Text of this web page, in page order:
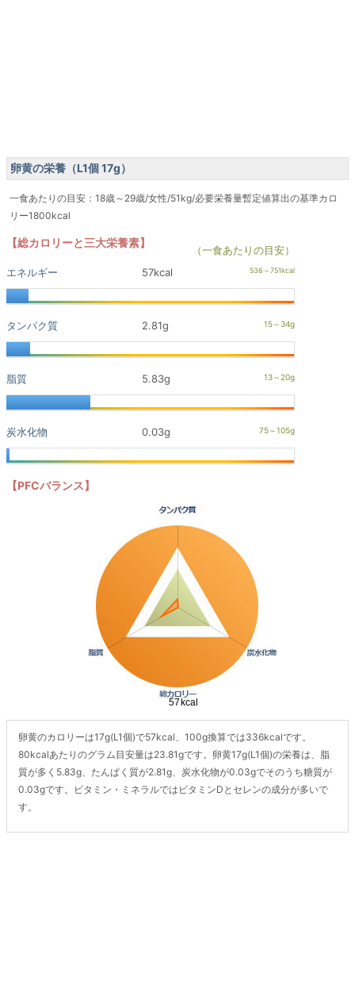
卵黄の栄養（L1個 17g）
一食あたりの目安：18歳～29歳/女性/51kg/必要栄養量暫定値算出の基準カロ
リー1800kcal
【総カロリーと三大栄養素】
（一食あたりの目安）
エネルギー
57kcal
タンパク質 2.81g
脂質 5.83g
炭水化物 0.03g
【PFCバランス】
卵黄のカロリーは17g(L1個)で57kcal、100g換算では336kcalです。
80kcalあたりのグラム目安量は23.81gです。卵黄17g(L1個)の栄養は、脂
質が多く5.83g、たんぱく質が2.81g、炭水化物が0.03gでそのうち糖質が
0.03gです。ビタミン・ミネラルではビタミンDとセレンの成分が多いで
す。